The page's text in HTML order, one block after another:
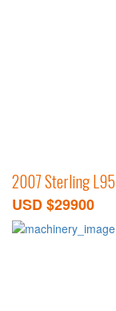
2007 Sterling
USD $29900